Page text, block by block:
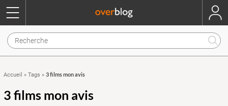
Accueil » Tags » 3 films mon avis
3 films mon avis